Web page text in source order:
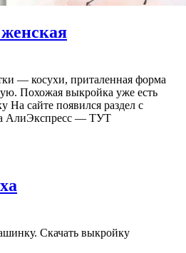
— косухи, приталенная форма
Похожая выкройка уже есть
На сайте появился раздел с
АлиЭкспресс — ТУТ
Скачать выкройку